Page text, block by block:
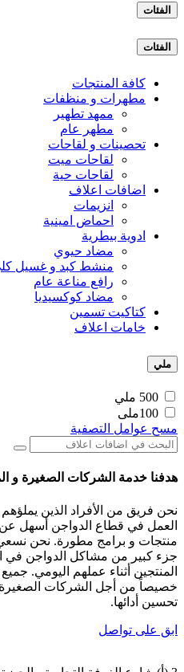
الفئات
الفئات
كافة المنتجات
مطهرات و منظفات
ممهد تطهير
مطهر عام
تحصينات و لقاحات
لقاحات ميت
لقاحات حية
اضافات اعلاف
انزيمات
احماض امينية
ادوية بيطرية
مضاد حيوي
منشط كبد و غسيل
رافع مناعة عام
مضاد كوكسيديا
كتاكيت تسمين
خامات اعلاف
ملي
500 ملي
100ملى
مسح عوامل التصفية
هدفنا خدمة الشركات الصغيرة و
نحن فريق من الأفراد الذين
العمل في قطاع الدواجن أسهل
منتجات و برامج مطورة. نحن
جزء كبير من مشاكل الدواجن في
المنتجين أثناء عملهم اليومي.
خصيصاً من أجل الشركات الصغيرة
تحسين أدائها.
ابق على تواصل